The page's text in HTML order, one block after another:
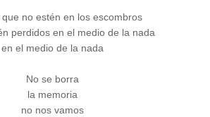
no estén en los escombros
perdidos en el medio de la nada
en el medio de la nada
No se borra
la memoria
no nos vamos